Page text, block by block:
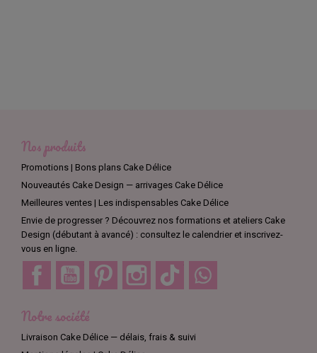
Nos produits
Promotions | Bons plans Cake Délice
Nouveautés Cake Design — arrivages Cake Délice
Meilleures ventes | Les indispensables Cake Délice
Envie de progresser ? Découvrez nos formations et ateliers Cake
Design (débutant à avancé) : consultez le calendrier et inscrivez-
vous en ligne.
Facebook YouTube Pinterest Instagram TikTok
Notre société
Livraison Cake Délice — délais, frais & suivi